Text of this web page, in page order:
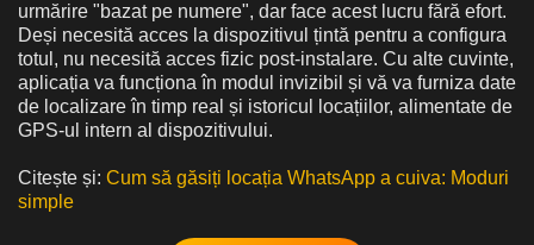
urmărire "bazat pe numere", dar face acest lucru fără efort.
Deși necesită acces la dispozitivul țintă pentru a configura
totul, nu necesită acces fizic post-instalare. Cu alte cuvinte,
aplicația va funcționa în modul invizibil și vă va furniza date
de localizare în timp real și istoricul locațiilor, alimentate de
GPS-ul intern al dispozitivului.
Citește și: Cum să găsiți locația WhatsApp a cuiva: Moduri
simple